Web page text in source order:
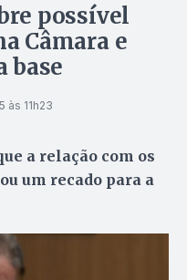
possível
Câmara e
base
às 11h23
a relação com os
um recado para a